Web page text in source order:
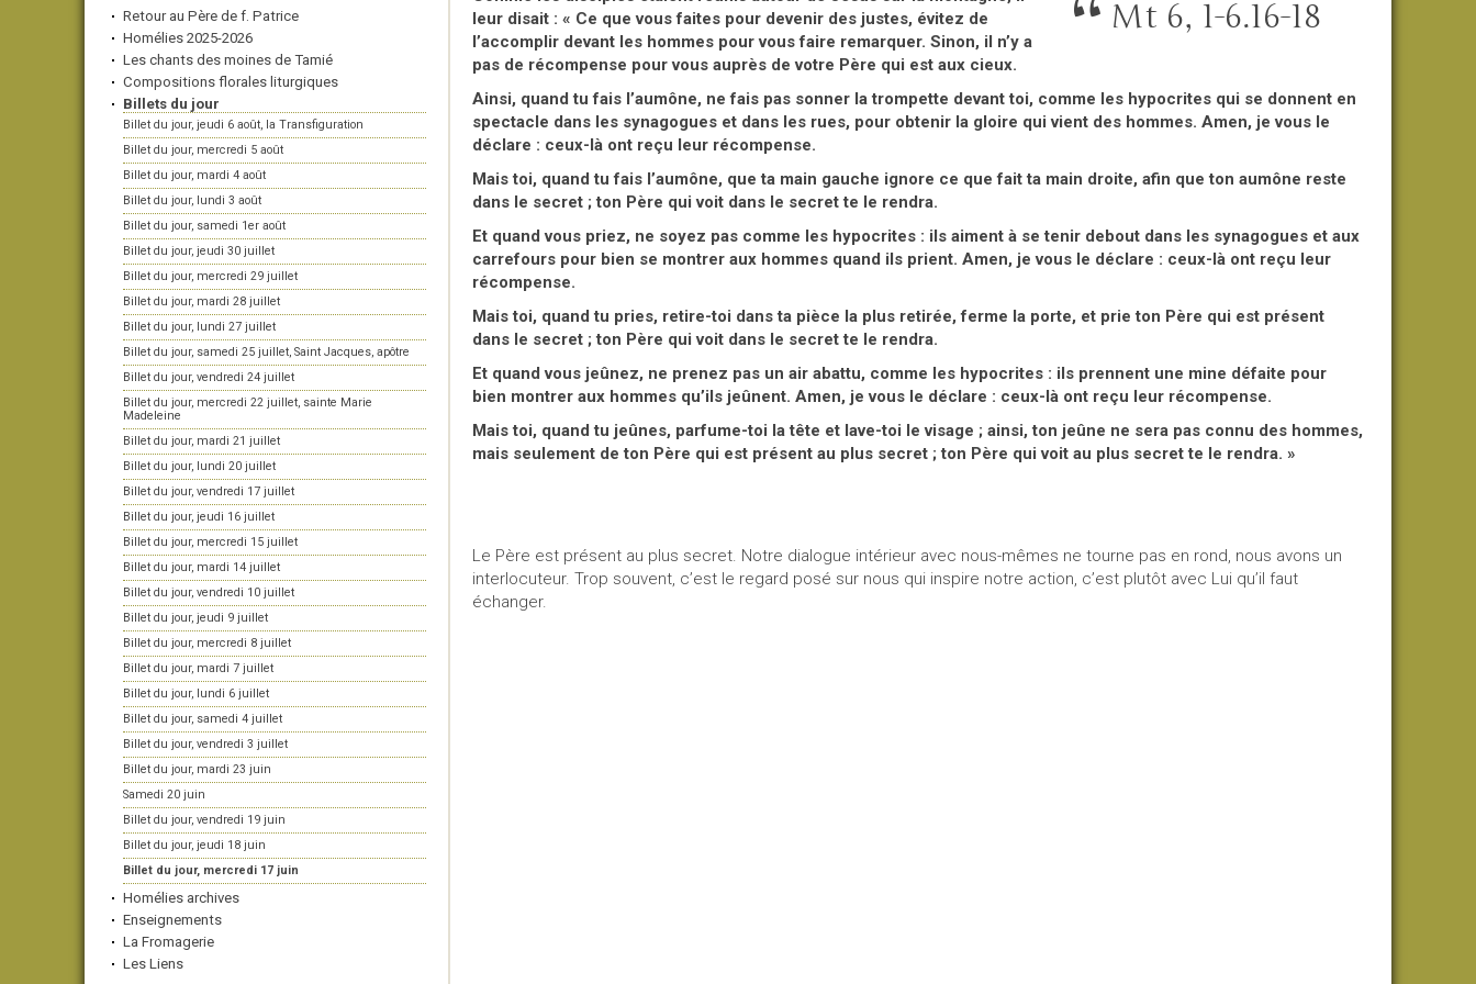
Retour au Père de f. Patrice
Homélies 2025-2026
Les chants des moines de Tamié
Compositions florales liturgiques
Billets du jour
Billet du jour, jeudi 6 août, la Transfiguration
Billet du jour, mercredi 5 août
Billet du jour, mardi 4 août
Billet du jour, lundi 3 août
Billet du jour, samedi 1er août
Billet du jour, jeudi 30 juillet
Billet du jour, mercredi 29 juillet
Billet du jour, mardi 28 juillet
Billet du jour, lundi 27 juillet
Billet du jour, samedi 25 juillet, Saint Jacques, apôtre
Billet du jour, vendredi 24 juillet
Billet du jour, mercredi 22 juillet, sainte Marie
Madeleine
Billet du jour, mardi 21 juillet
Billet du jour, lundi 20 juillet
Billet du jour, vendredi 17 juillet
Billet du jour, jeudi 16 juillet
Billet du jour, mercredi 15 juillet
Billet du jour, mardi 14 juillet
Billet du jour, vendredi 10 juillet
Billet du jour, jeudi 9 juillet
Billet du jour, mercredi 8 juillet
Billet du jour, mardi 7 juillet
Billet du jour, lundi 6 juillet
Billet du jour, samedi 4 juillet
Billet du jour, vendredi 3 juillet
Billet du jour, mardi 23 juin
Samedi 20 juin
Billet du jour, vendredi 19 juin
Billet du jour, jeudi 18 juin
Billet du jour, mercredi 17 juin
Homélies archives
Enseignements
La Fromagerie
Les Liens
Mt 6, 1-6.16-18
leur disait : « Ce que vous faites pour devenir des justes, évitez de
l’accomplir devant les hommes pour vous faire remarquer. Sinon, il n’y a
pas de récompense pour vous auprès de votre Père qui est aux cieux.
Ainsi, quand tu fais l’aumône, ne fais pas sonner la trompette devant toi, comme les hypocrites qui se donnent en
spectacle dans les synagogues et dans les rues, pour obtenir la gloire qui vient des hommes. Amen, je vous le
déclare : ceux-là ont reçu leur récompense.
Mais toi, quand tu fais l’aumône, que ta main gauche ignore ce que fait ta main droite, afin que ton aumône reste
dans le secret ; ton Père qui voit dans le secret te le rendra.
Et quand vous priez, ne soyez pas comme les hypocrites : ils aiment à se tenir debout dans les synagogues et aux
carrefours pour bien se montrer aux hommes quand ils prient. Amen, je vous le déclare : ceux-là ont reçu leur
récompense.
Mais toi, quand tu pries, retire-toi dans ta pièce la plus retirée, ferme la porte, et prie ton Père qui est présent
dans le secret ; ton Père qui voit dans le secret te le rendra.
Et quand vous jeûnez, ne prenez pas un air abattu, comme les hypocrites : ils prennent une mine défaite pour
bien montrer aux hommes qu’ils jeûnent. Amen, je vous le déclare : ceux-là ont reçu leur récompense.
Mais toi, quand tu jeûnes, parfume-toi la tête et lave-toi le visage ; ainsi, ton jeûne ne sera pas connu des hommes,
mais seulement de ton Père qui est présent au plus secret ; ton Père qui voit au plus secret te le rendra. »
Le Père est présent au plus secret. Notre dialogue intérieur avec nous-mêmes ne tourne pas en rond, nous avons un
interlocuteur. Trop souvent, c’est le regard posé sur nous qui inspire notre action, c’est plutôt avec Lui qu’il faut
échanger.